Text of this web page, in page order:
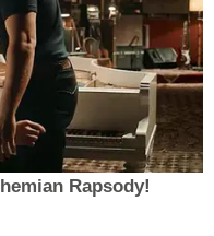
Rapsody!